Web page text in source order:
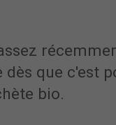
dès que c'est
bio.